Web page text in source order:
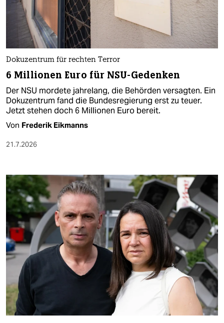
Dokuzentrum für rechten Terror
6 Millionen Euro für NSU-Gedenken
Der NSU mordete jahrelang, die Behörden versagten. Ein
Dokuzentrum fand die Bundesregierung erst zu teuer.
Jetzt stehen doch 6 Millionen Euro bereit.
Von Frederik Eikmanns
21.7.2026